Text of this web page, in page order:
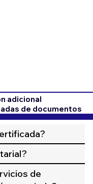
adicional
de documentos
de